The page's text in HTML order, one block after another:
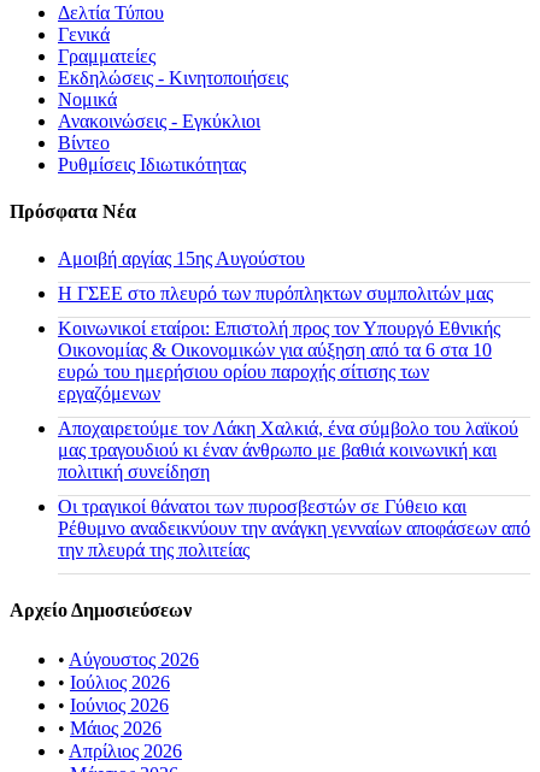
Δελτία Τύπου
Γενικά
Γραμματείες
Εκδηλώσεις - Κινητοποιήσεις
Νομικά
Ανακοινώσεις - Εγκύκλιοι
Βίντεο
Ρυθμίσεις Ιδιωτικότητας
Πρόσφατα Νέα
Αμοιβή αργίας 15ης Αυγούστου
H ΓΣΕΕ στο πλευρό των πυρόπληκτων συμπολιτών μας
Κοινωνικοί εταίροι: Επιστολή προς τον Υπουργό Εθνικής
Οικονομίας & Οικονομικών για αύξηση από τα 6 στα 10
ευρώ του ημερήσιου ορίου παροχής σίτισης των
εργαζόμενων
Αποχαιρετούμε τον Λάκη Χαλκιά, ένα σύμβολο του λαϊκού
μας τραγουδιού κι έναν άνθρωπο με βαθιά κοινωνική και
πολιτική συνείδηση
Οι τραγικοί θάνατοι των πυροσβεστών σε Γύθειο και
Ρέθυμνο αναδεικνύουν την ανάγκη γενναίων αποφάσεων από
την πλευρά της πολιτείας
Αρχείο Δημοσιεύσεων
• Αύγουστος 2026
• Ιούλιος 2026
• Ιούνιος 2026
• Μάιος 2026
• Απρίλιος 2026